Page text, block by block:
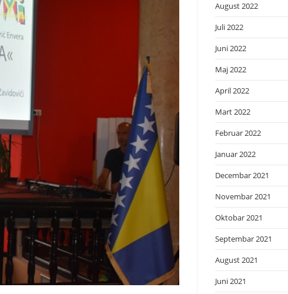
August 2022
Juli 2022
Juni 2022
Maj 2022
April 2022
Mart 2022
Februar 2022
Januar 2022
Decembar 2021
Novembar 2021
Oktobar 2021
Septembar 2021
August 2021
Juni 2021